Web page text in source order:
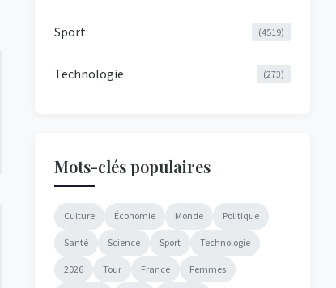
Sport (4519)
Technologie (273)
Mots-clés populaires
Culture Économie Monde Politique
Santé Science Sport Technologie
2026 Tour France Femmes